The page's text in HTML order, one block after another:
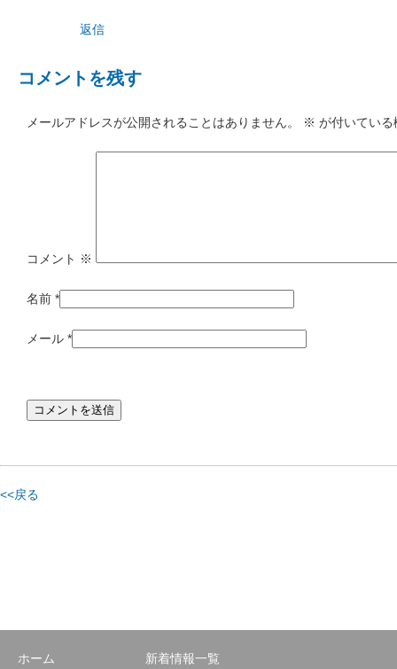
返信
コメントを残す
メールアドレスが公開されることはありません。 ※ が付いてい
コメント ※
名前 *
メール *
<<戻る
ホーム
新着情報一覧